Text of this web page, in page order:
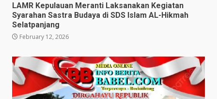
LAMR Kepulauan Meranti Laksanakan Kegiatan
Syarahan Sastra Budaya di SDS Islam AL-Hikmah
Selatpanjang
February 12, 2026